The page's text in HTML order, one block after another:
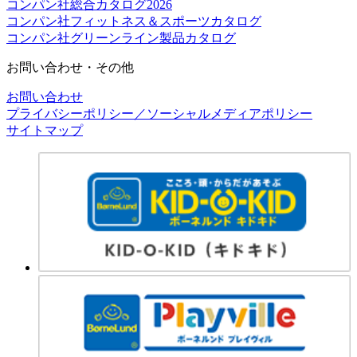
コンパン社総合カタログ2026
コンパン社フィットネス＆スポーツカタログ
コンパン社グリーンライン製品カタログ
お問い合わせ・その他
お問い合わせ
プライバシーポリシー／ソーシャルメディアポリシー
サイトマップ